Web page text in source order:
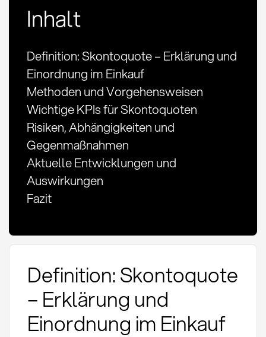
Inhalt
Definition: Skontoquote – Erklärung und
Einordnung im Einkauf
Methoden und Vorgehensweisen
Wichtige KPIs für Skontoquoten
Risiken, Abhängigkeiten und
Gegenmaßnahmen
Aktuelle Entwicklungen und
Auswirkungen
Fazit
Definition: Skontoquote
– Erklärung und
Einordnung im Einkauf